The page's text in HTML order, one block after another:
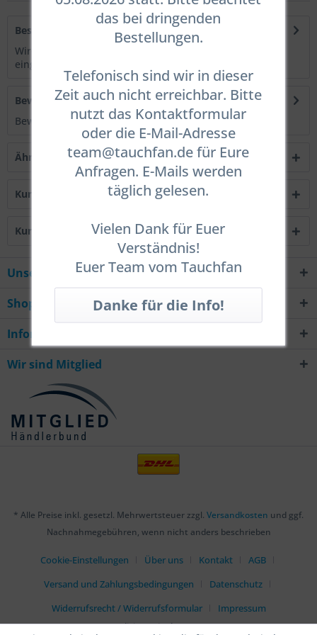
Beschreibung
Wird einfach an den unteren Bolzen des Doppelgerätes
eingehängt oder an der Unterseite der...
Bewertungen
0
Bewertungen lesen, schreiben und diskutieren...
Ähnliche Artikel
Kunden kauften auch
Kunden haben sich ebenfalls angesehen
das bei dringenden
Bestellungen.
Telefonisch sind wir in dieser
Zeit auch nicht erreichbar. Bitte
nutzt das Kontaktformular
oder die E-Mail-Adresse
team@tauchfan.de für Eure
Anfragen. E-Mails werden
täglich gelesen.
Vielen Dank für Euer
Verständnis!
Euer Team vom Tauchfan
Unsere Hotline
Shop Service
Informationen
Wir sind Mitglied
* Alle Preise inkl. gesetzl. Mehrwertsteuer zzgl. Versandkosten und ggf.
Nachnahmegebühren, wenn nicht anders beschrieben
Cookie-Einstellungen Über uns Kontakt
AGB
Versand und Zahlungsbedingungen
Datenschutz
Widerrufsrecht / Widerrufsformular
Impressum
Realisiert mit Shopware